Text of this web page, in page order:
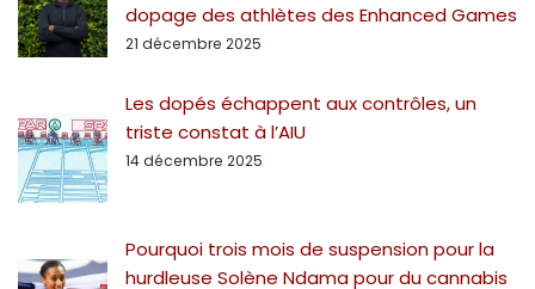
dopage des athlètes des Enhanced Games
21 décembre 2025
Les dopés échappent aux contrôles, un
triste constat à l’AIU
14 décembre 2025
Pourquoi trois mois de suspension pour la
hurdleuse Solène Ndama pour du cannabis